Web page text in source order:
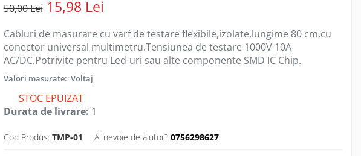
50,00 Lei 15,98 Lei
Cabluri de masurare cu varf de testare flexibile,izolate,lungime 80 cm,cu
conector universal multimetru.Tensiunea de testare 1000V 10A
AC/DC.Potrivite pentru Led-uri sau alte componente SMD IC Chip.
Valori masurate::Voltaj
STOC EPUIZAT
Durata de livrare: 1
Cod Produs: TMP-01 Ai nevoie de ajutor? 0756298627